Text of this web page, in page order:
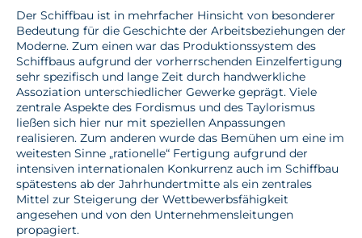
Der Schiffbau ist in mehrfacher Hinsicht von besonderer
Bedeutung für die Geschichte der Arbeitsbeziehungen der
Moderne. Zum einen war das Produktionssystem des
Schiffbaus aufgrund der vorherrschenden Einzelfertigung
sehr spezifisch und lange Zeit durch handwerkliche
Assoziation unterschiedlicher Gewerke geprägt. Viele
zentrale Aspekte des Fordismus und des Taylorismus
ließen sich hier nur mit speziellen Anpassungen
realisieren. Zum anderen wurde das Bemühen um eine im
weitesten Sinne „rationelle“ Fertigung aufgrund der
intensiven internationalen Konkurrenz auch im Schiffbau
spätestens ab der Jahrhundertmitte als ein zentrales
Mittel zur Steigerung der Wettbewerbsfähigkeit
angesehen und von den Unternehmensleitungen
propagiert.